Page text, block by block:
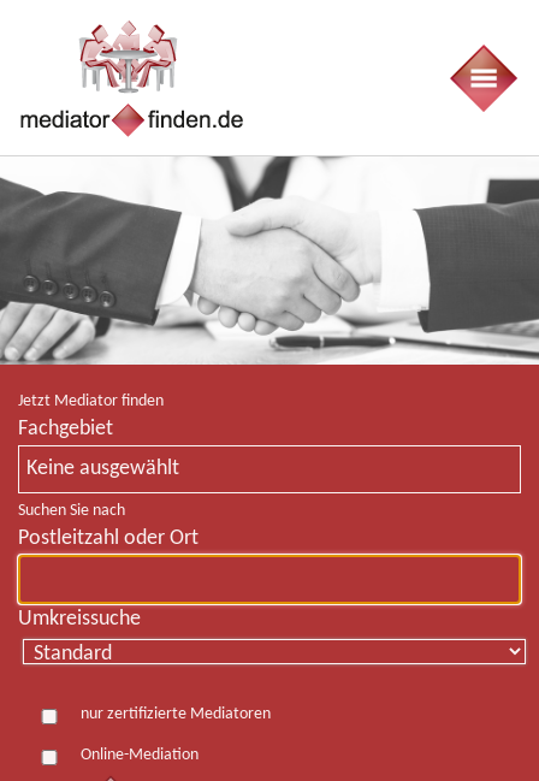
Jetzt Mediator finden
Fachgebiet
Keine ausgewählt
Suchen Sie nach
Postleitzahl oder Ort
Umkreissuche
nur zertifizierte Mediatoren
Online-Mediation